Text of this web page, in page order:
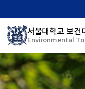
로
메
뉴
서울대학교 보건
Environmental